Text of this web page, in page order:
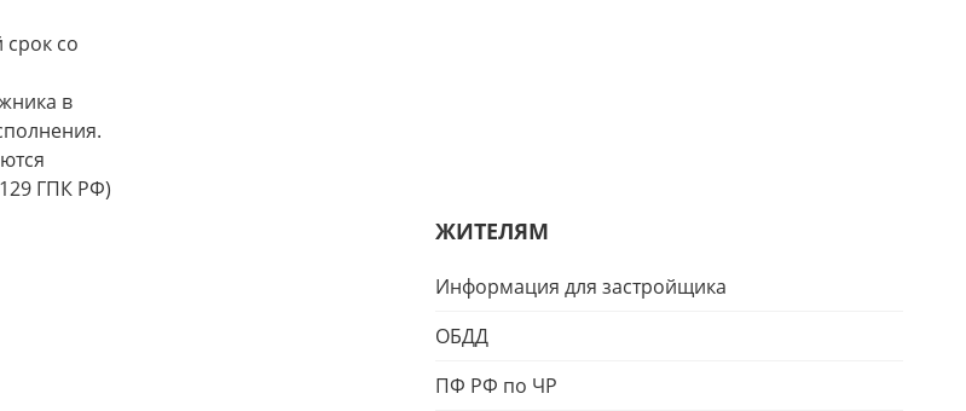
со
в
ГПК РФ)
ЖИТЕЛЯМ
Информация для застройщика
ОБДД
ПФ РФ по ЧР